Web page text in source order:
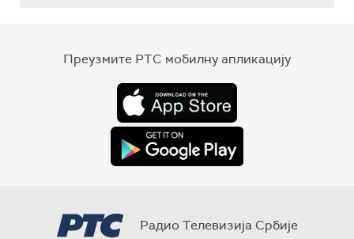
Преузмите РТС мобилну апликацију
Радио Телевизија Србије